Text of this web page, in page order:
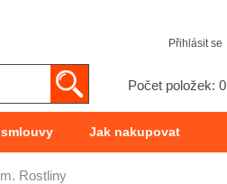
Přihlásit se
Počet položek: 0
Jak nakupovat
Rostliny